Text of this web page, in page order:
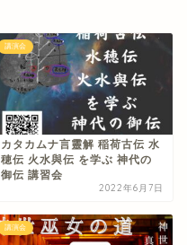
講演会
カタカムナ言靈解 稲荷古伝 水
穂伝 火水與伝 を学ぶ 神代の
御伝 講習会
2022年6月7日
講演会